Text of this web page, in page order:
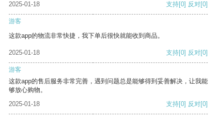
2025-01-18 支持[0] 反对[0]
游客
这款app的物流非常快捷，我下单后很快就能收到商品。
2025-01-18 支持[0] 反对[0]
游客
这款app的售后服务非常完善，遇到问题总是能够得到妥善解决，让我能
够放心购物。
2025-01-18
支持[0] 反对[0]